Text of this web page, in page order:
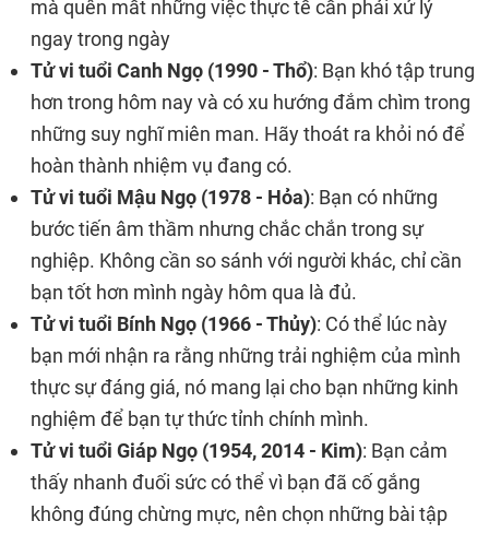
mà quên mất những việc thực tế cần phải xử lý
ngay trong ngày
Tử vi tuổi Canh Ngọ (1990 - Thổ): Bạn khó tập trung
hơn trong hôm nay và có xu hướng đắm chìm trong
những suy nghĩ miên man. Hãy thoát ra khỏi nó để
hoàn thành nhiệm vụ đang có.
Tử vi tuổi Mậu Ngọ (1978 - Hỏa): Bạn có những
bước tiến âm thầm nhưng chắc chắn trong sự
nghiệp. Không cần so sánh với người khác, chỉ cần
bạn tốt hơn mình ngày hôm qua là đủ.
Tử vi tuổi Bính Ngọ (1966 - Thủy): Có thể lúc này
bạn mới nhận ra rằng những trải nghiệm của mình
thực sự đáng giá, nó mang lại cho bạn những kinh
nghiệm để bạn tự thức tỉnh chính mình.
Tử vi tuổi Giáp Ngọ (1954, 2014 - Kim): Bạn cảm
thấy nhanh đuối sức có thể vì bạn đã cố gắng
không đúng chừng mực, nên chọn những bài tập